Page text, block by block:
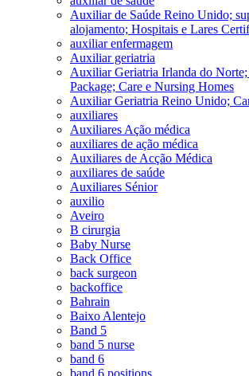
Auxiliar de Saúde Reino Unido;
alojamento; Hospitais e Lares
auxiliar enfermagem
Auxiliar geriatria
Auxiliar Geriatria Irlanda do
Package; Care e Nursing Homes
Auxiliar Geriatria Reino Unido;
auxiliares
Auxiliares Ação médica
auxiliares de ação médica
Auxiliares de Acção Médica
auxiliares de saúde
Auxiliares Sénior
auxilio
Aveiro
B cirurgia
Baby Nurse
Back Office
back surgeon
backoffice
Bahrain
Baixo Alentejo
Band 5
band 5 nurse
band 6
band 6 positions